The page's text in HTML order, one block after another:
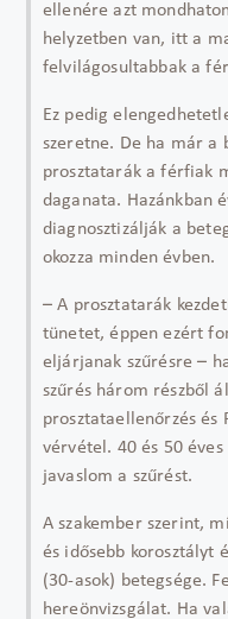
ellenére azt
helyzetben van, itt a
felvilágosultabbak a
Ez pedig
szeretne. De ha már a
prosztatarák a férfiak
daganata. Hazánkban
diagnosztizálják a
okozza minden évben.
– A prosztatarák
tünetet, éppen ezért
eljárjanak szűrésre –
szűrés három részből
prosztataellenőrzés és
vérvétel. 40 és 50
javaslom a szűrést.
A szakember szerint,
és idősebb
(30-asok) betegsége.
hereönvizsgálat. Ha